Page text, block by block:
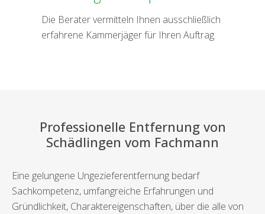
Die Berater vermitteln Ihnen ausschließlich
erfahrene Kammerjäger für Ihren Auftrag.
Professionelle Entfernung von
Schädlingen vom Fachmann
Eine gelungene Ungezieferentfernung bedarf
Sachkompetenz, umfangreiche Erfahrungen und
Gründlichkeit, Charaktereigenschaften, über die alle von